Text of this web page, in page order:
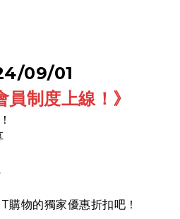
09/01
員制度上線！ 》
購物的獨家優惠折扣 吧！